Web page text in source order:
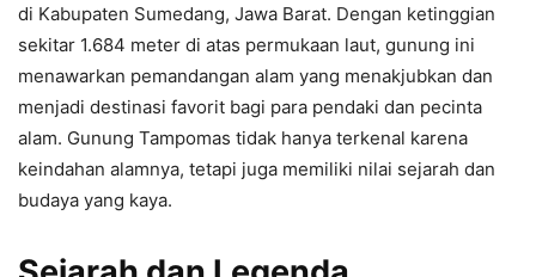
di Kabupaten Sumedang, Jawa Barat. Dengan ketinggian
sekitar 1.684 meter di atas permukaan laut, gunung ini
menawarkan pemandangan alam yang menakjubkan dan
menjadi destinasi favorit bagi para pendaki dan pecinta
alam. Gunung Tampomas tidak hanya terkenal karena
keindahan alamnya, tetapi juga memiliki nilai sejarah dan
budaya yang kaya.